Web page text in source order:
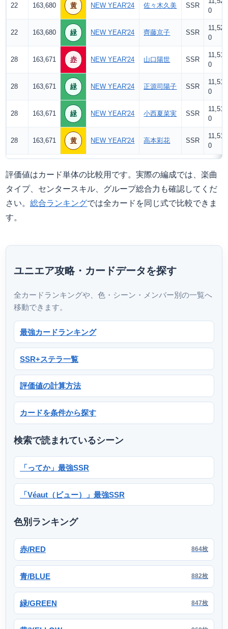
22 163,680 黄 NEW YEAR'24 佐々木久美 SSR
0
22 163,680 緑 NEW YEAR'24 齊藤京子 SSR
11,520
0
28 163,671 赤 NEW YEAR'24 山口陽世 SSR
11,519
0
28 163,671 緑 NEW YEAR'24 正源司陽子 SSR
11,519
0
28 163,671 緑 NEW YEAR'24 小西夏菜実 SSR
11,519
0
28 163,671 黄 NEW YEAR'24 高本彩花 SSR
11,519
0
評価値はカード単体の比較用です。実際の編成では、楽曲
タイプ、センタースキル、グループ総合力も確認してくだ
さい。総合ランキングでは全カードを同じ式で比較できま
す。
ユニエア攻略・カードデータを探す
全カードランキングや、色・シーン・メンバー別の一覧へ
移動できます。
最強カードランキング
SSR+ステラ一覧
評価値の計算方法
カードを条件から探す
検索で読まれているシーン
「ってか」最強SSR
「Véaut（ビュー）」最強SSR
色別ランキング
赤/RED 864枚
青/BLUE 882枚
緑/GREEN 847枚